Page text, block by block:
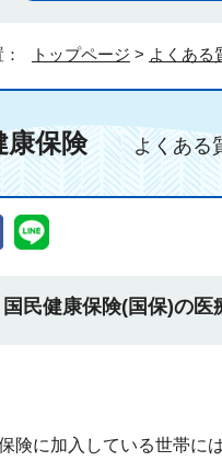
トップページ > よくある
康保険よくある
国民健康保険(国保)の医
険に加入している世帯に